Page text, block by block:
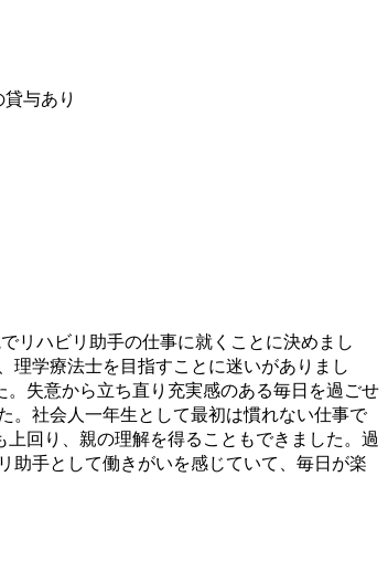
与あり
リハビリ助手の仕事に就くことに決めまし
理学療法士を目指すことに迷いがありまし
失意から立ち直り充実感のある毎日を過ごせ
。社会人一年生として最初は慣れない仕事で
回り、親の理解を得ることもできました。過
助手として働きがいを感じていて、毎日が楽